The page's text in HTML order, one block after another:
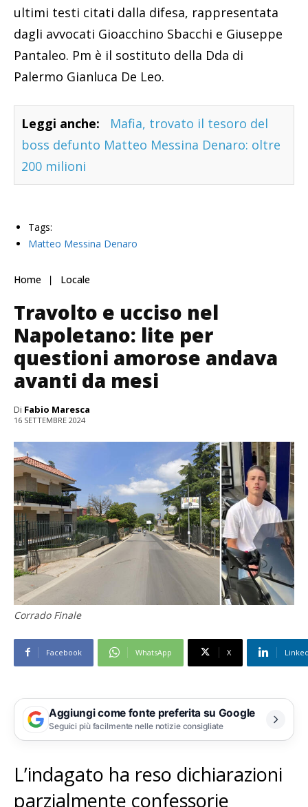
ultimi testi citati dalla difesa, rappresentata
dagli avvocati Gioacchino Sbacchi e Giuseppe
Pantaleo. Pm è il sostituto della Dda di
Palermo Gianluca De Leo.
Leggi anche:
Mafia, trovato il tesoro del
boss defunto Matteo Messina Denaro: oltre
200 milioni
Tags:
Matteo Messina Denaro
Home Locale
Travolto e ucciso nel
Napoletano: lite per
questioni amorose andava
avanti da mesi
Di Fabio Maresca
16 SETTEMBRE 2024
Corrado Finale
Facebook WhatsApp X
Aggiungi come fonte preferita su Google
Seguici più facilmente nelle notizie consigliate
L’indagato ha reso dichiarazioni
parzialmente confessorie